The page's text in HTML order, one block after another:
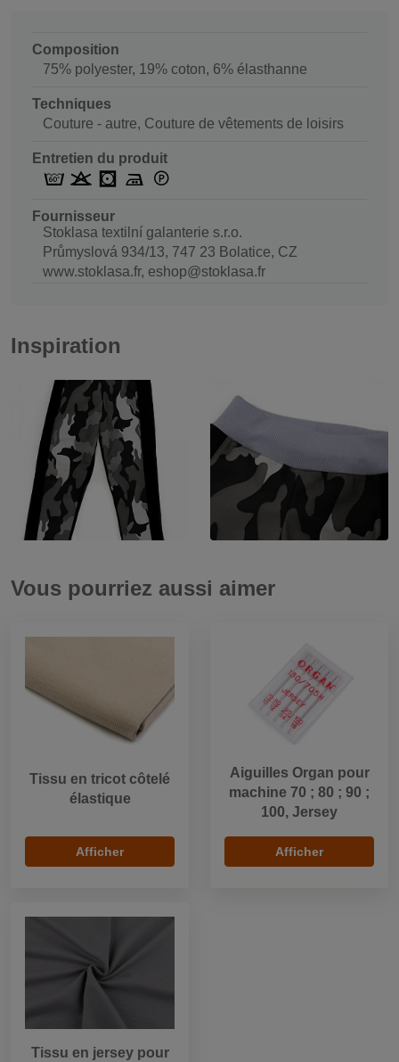
Composition
75% polyester, 19% coton, 6% élasthanne
Techniques
Couture - autre, Couture de vêtements de loisirs
Entretien du produit
Fournisseur
Stoklasa textilní galanterie s.r.o.
Průmyslová 934/13, 747 23 Bolatice, CZ
www.stoklasa.fr, eshop@stoklasa.fr
Inspiration
Vous pourriez aussi aimer
Tissu en tricot côtelé
élastique
Afficher
Aiguilles Organ pour
machine 70 ; 80 ; 90 ;
100, Jersey
Afficher
Tissu en jersey pour